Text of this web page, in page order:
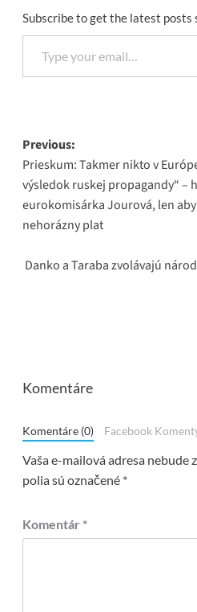
Subscribe to get the latest posts
Type your email…
Post
navigation
Previous:
Prieskum: Takmer nikto v
výsledok ruskej propagandy“ –
eurokomisárka Jourová, len
nehorázny plat
Danko a Taraba zvolávajú
Komentáre
Komentáre (0) Facebook
Vaša e-mailová adresa nebude
polia sú označené *
Komentár *